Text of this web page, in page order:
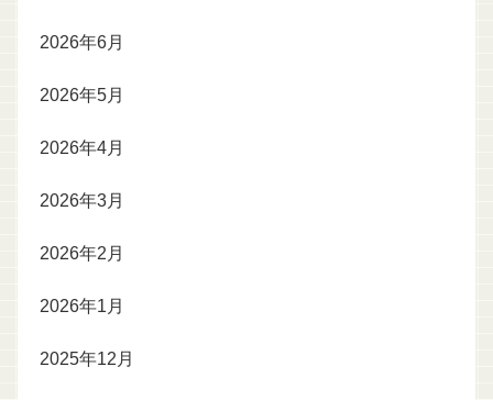
2026年6月
2026年5月
2026年4月
2026年3月
2026年2月
2026年1月
2025年12月